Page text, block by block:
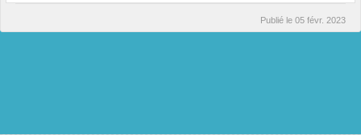
Publié le 05 févr. 2023